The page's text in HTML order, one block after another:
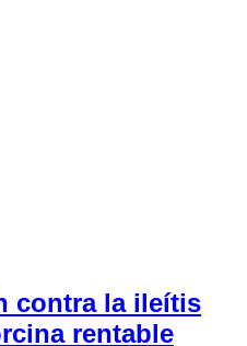
contra la ileítis
rentable